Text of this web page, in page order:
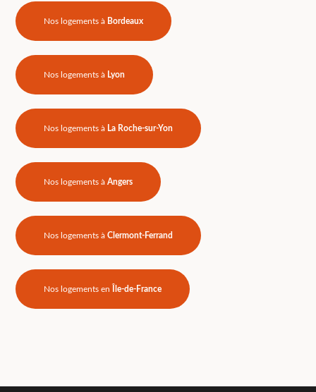
Nos logements à Bordeaux
Nos logements à Lyon
Nos logements à La Roche-sur-Yon
Nos logements àAngers
Nos logements àClermont-Ferrand
Nos logements en Île-de-France